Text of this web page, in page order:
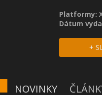
Platformy:
Dátum
+
NOVINKY